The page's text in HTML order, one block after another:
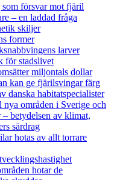
försvar mot fjäril
– en laddad fråga
skiljer
former
larver
för stadslivet
miljontals dollar
kan ge fjärilsvingar färg
danska habitatspecialister
områden i Sverige och
– betydelsen av klimat,
särdrag
hotas av allt torrare
hotar de